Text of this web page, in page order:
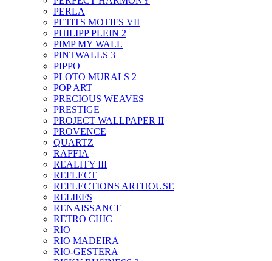
PERLA
PETITS MOTIFS VII
PHILIPP PLEIN 2
PIMP MY WALL
PINTWALLS 3
PIPPO
PLOTO MURALS 2
POP ART
PRECIOUS WEAVES
PRESTIGE
PROJECT WALLPAPER II
PROVENCE
QUARTZ
RAFFIA
REALITY III
REFLECT
REFLECTIONS ARTHOUSE
RELIEFS
RENAISSANCE
RETRO CHIC
RIO
RIO MADEIRA
RIO-GESTERA